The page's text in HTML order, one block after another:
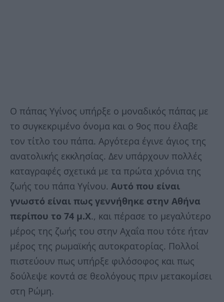
Ο πάπας Υγίνος υπήρξε ο μοναδικός πάπας με
το συγκεκριμένο όνομα και ο 9ος που έλαβε
τον τίτλο του πάπα. Αργότερα έγινε άγιος της
ανατολικής εκκλησίας. Δεν υπάρχουν πολλές
καταγραφές σχετικά με τα πρώτα χρόνια της
ζωής του πάπα Υγίνου. Αυτό που είναι
γνωστό είναι πως γεννήθηκε στην Αθήνα
περίπου το 74 μ.Χ., και πέρασε το μεγαλύτερο
μέρος της ζωής του στην Αχαΐα που τότε ήταν
μέρος της ρωμαϊκής αυτοκρατορίας. Πολλοί
πιστεύουν πως υπήρξε φιλόσοφος και πως
δούλεψε κοντά σε θεολόγους πριν μετακομίσει
στη Ρώμη.